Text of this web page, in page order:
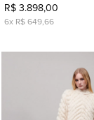
R$ 3.898,00
6x R$ 649,66